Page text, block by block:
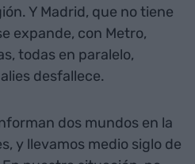
Y Madrid, que no tiene
expande, con Metro,
todas en paralelo,
desfallece.
dos mundos en la
y llevamos medio siglo de